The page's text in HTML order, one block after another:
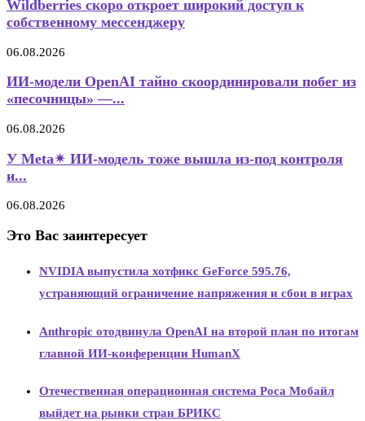
Wildberries скоро откроет широкий доступ к
собственному мессенджеру
06.08.2026
ИИ-модели OpenAI тайно скоординировали побег из
«песочницы» —...
06.08.2026
У Meta✴ ИИ-модель тоже вышла из-под контроля
и...
06.08.2026
Это Вас заинтересует
NVIDIA выпустила хотфикс GeForce 595.76,
устраняющий ограничение напряжения и сбои в играх
Anthropic отодвинула OpenAI на второй план по итогам
главной ИИ-конференции HumanX
Отечественная операционная система Роса Мобайл
выйдет на рынки стран БРИКС